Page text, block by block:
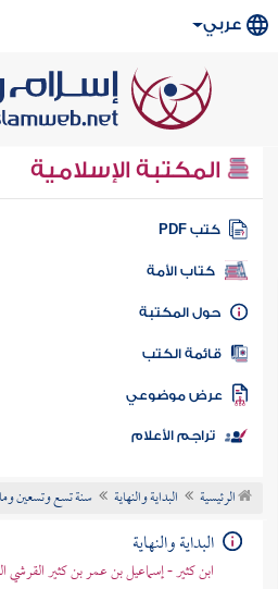
عربي
المكتبة الإسلامية
كتب PDF
كتاب الأمة
المكتبة
الكتب
موضوعي
تراجم الأعلام
الرئيسية البداية والنهاية سنة تسع وتسعين
البداية والنهاية
ابن كثير - إسماعيل بن عمر بن كثير القرشي